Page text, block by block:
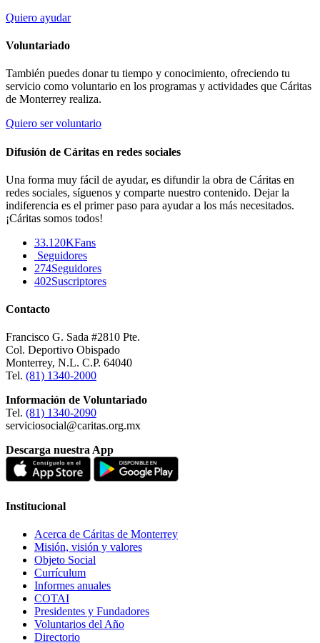
Quiero ayudar
Voluntariado
También puedes donar tu tiempo y conocimiento, ofreciendo tu
servicio como voluntario en los programas y actividades que Cáritas
de Monterrey realiza.
Quiero ser voluntario
Difusión de Cáritas en redes sociales
Una forma muy fácil de ayudar, es difundir la obra de Cáritas en
redes sociales, síguenos y comparte nuestro contenido. Dejar la
indiferencia es el primer paso para ayudar a los más necesitados.
¡Cáritas somos todos!
33.120KFans
Seguidores
274Seguidores
402Suscriptores
Contacto
Francisco G. Sada #2810 Pte.
Col. Deportivo Obispado
Monterrey, N.L. C.P. 64040
Tel. (81) 1340-2000
Información de Voluntariado
Tel. (81) 1340-2090
serviciosocial@caritas.org.mx
Descarga nuestra App
Institucional
Acerca de Cáritas de Monterrey
Misión, visión y valores
Objeto Social
Currículum
Informes anuales
COTAI
Presidentes y Fundadores
Voluntarios del Año
Directorio